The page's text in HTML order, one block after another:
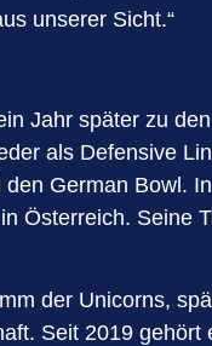
unserer Sicht.“
Jahr später zu
als Defensive
German Bowl.
Österreich. Seine
der Unicorns,
Seit 2019 gehört